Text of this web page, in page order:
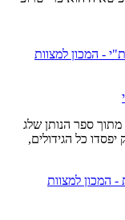
ספר הנותן שלג
כל הגידולים,